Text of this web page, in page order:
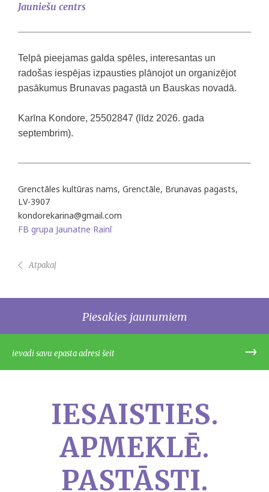
Jauniešu centrs
Telpā pieejamas galda spēles, interesantas un
radošas iespējas izpausties plānojot un organizējot
pasākumus Brunavas pagastā un Bauskas novadā.
Karīna Kondore, 25502847 (līdz 2026. gada
septembrim).
Grenctāles kultūras nams, Grenctāle, Brunavas pagasts,
LV-3907
kondorekarina@gmail.com
FB grupa Jaunatne Rainī
Atpakaļ
Piesakies jaunumiem
IESAISTIES.
APMEKLĒ.
PASTĀSTI.